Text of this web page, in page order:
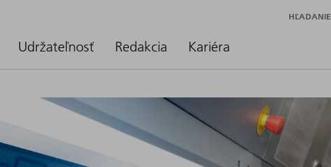
Udržateľnosť Redakcia Kariéra
HĽADANIE